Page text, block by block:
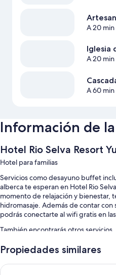
A 20
Iglesia
A 20
A 60
Información de
Hotel Rio Selva Resort
Hotel para familias
Servicios como desayuno buffet
alberca te esperan en Hotel Rio
momento de relajación y bienestar,
hidromasaje. Además de contar
podrás conectarte al wifi gratis en
También encontrarás otros
Alberca techada y alberca al aire
Traslados por la zona, servicio
Propiedades similares
UMA experience